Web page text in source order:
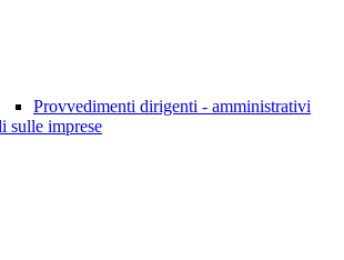
Provvedimenti dirigenti - amministrativi
sulle imprese